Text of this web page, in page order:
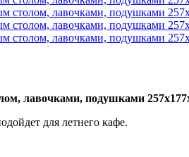
лавочками, подушками
для летнего кафе.